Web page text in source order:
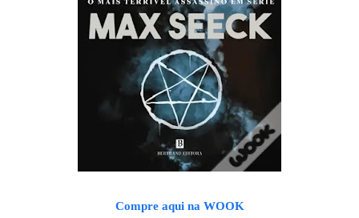
Compre aqui na WOOK